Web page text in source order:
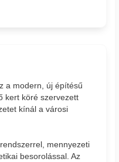
a modern, új építésű
kert köré szervezett
kínál a városi
mennyezeti
besorolással. Az